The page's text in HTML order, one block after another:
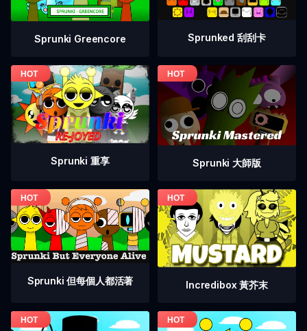
Sprunki Greencore Sprunked 刮刮卡
Sprunki 重享 Sprunki 大師版
Sprunki 但每個人都活著 Incredibox 黃芥末